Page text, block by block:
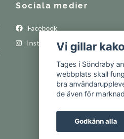
Sociala medier
Facebook
InstagramVi gillar
Tages i Söndraby
webbplats skall
bra
de även för
Godkänn alla